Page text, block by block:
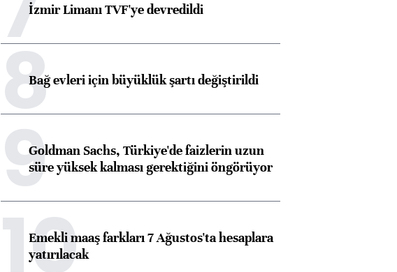
İzmir Limanı TVF'ye devredildi
8Bağ evleri için büyüklük şartı değiştirildi
9Goldman Sachs, Türkiye'de faizlerin uzun
süre yüksek kalması gerektiğini öngörüyor
10
Emekli maaş farkları 7 Ağustos'ta hesaplara
yatırılacak